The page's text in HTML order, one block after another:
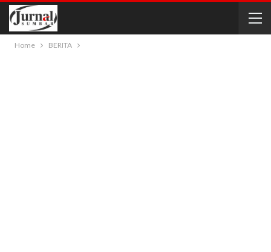
Home BERITA